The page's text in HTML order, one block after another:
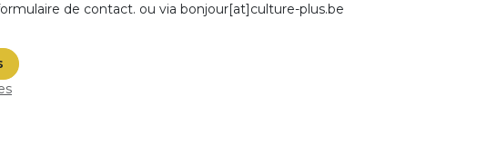
de contact. ou via bonjour[at]culture-plus.be